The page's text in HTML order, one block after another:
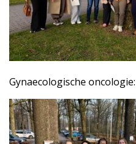
Gynaecologische oncologie: